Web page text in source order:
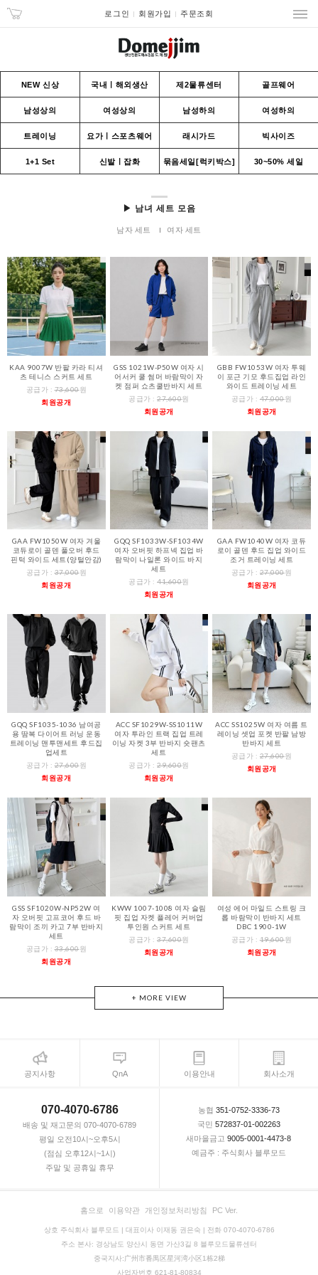
로그인 회원가입 주문조회
NEW 신상 국내ㅣ해외생산 제2물류센터 골프웨어
남성상의 여성상의 남성하의 여성하의
트레이닝 요가ㅣ스포츠웨어 래시가드 빅사이즈
1+1 Set 신발ㅣ잡화 묶음세일[럭키박스] 30~50% 세일
▶ 남녀 세트 모음
남자 세트 여자 세트
KAA 9007W 반팔 카라 티셔
츠 테니스 스커트 세트
공급가 :73,600원
회원공개
GSS 1021W-P50W 여자 시
어서커 쿨 썸머 바람막이 자
켓 점퍼 쇼츠쿨반바지 세트
공급가 :27,600원
회원공개
GBB FW1053W 여자 투웨
이 포근 기모 후드집업 라인
와이드 트레이닝 세트
공급가 : 47,000원
회원공개
GAA FW1050W 여자 겨울
코듀로이 골덴 풀오버 후드
핀턱 와이드 세트(양털안감)
공급가 :37,000원
회원공개
GQQ SF1033W-SF1034W
여자 오버핏 하프넥 집업 바
람막이 나일론 와이드 바지
세트
공급가 :41,600원
회원공개
GAA FW1040W 여자 코듀
로이 골덴 후드 집업 와이드
조거 트레이닝 세트
공급가 : 27,000원
회원공개
GQQ SF1035-1036 남여공
용 땀복 다이어트 러닝 운동
트레이닝 맨투맨세트 후드집
업세트
공급가 :27,600원
회원공개
ACC SF1029W-SS1011W
여자 투라인 트랙 집업 트레
이닝 자켓 3부 반바지 숏팬츠
세트
공급가 :29,600원
회원공개
ACC SS1025W 여자 여름 트
레이닝 셋업 포켓 반팔 남방
반바지 세트
공급가 : 27,600원
회원공개
GSS SF1020W-NP52W 여
자 오버핏 고프코어 후드 바
람막이 조끼 카고 7부 반바지
세트
공급가 :33,600원
회원공개
KWW 1007-1008 여자 슬림
핏 집업 자켓 플레어 커버업
투인원 스커트 세트
공급가 :37,600원
회원공개
여성 에어 마일드 스트링 크
롭 바람막이 반바지 세트
DBC 1900-1W
공급가 : 19,600원
회원공개
+ MORE VIEW
공지사항 QnA 이용안내 회사소개
070-4070-6786
배송 및 재고문의 070-4070-6789
평일 오전10시~오후5시
(점심 오후12시~1시)
주말 및 공휴일 휴무
농협 351-0752-3336-73
국민 572837-01-002263
새마을금고 9005-0001-4473-8
예금주 : 주식회사 블루모드
홈으로 이용약관 개인정보처리방침 PC Ver.
상호 주식회사 블루모드 | 대표이사 이재동 권은숙 | 전화 070-4070-6786
주소 본사: 경상남도 양산시 동면 가산3길 8 블루모드물류센터
중국지사:广州市番禺区星河湾小区1栋2梯
사업자번호 621-81-80834